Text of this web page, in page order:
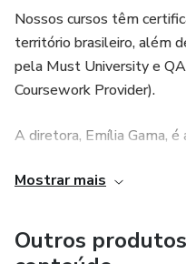
diagnóstico precoce até a
habilidades para a vida
Nossos cursos têm
território brasileiro, além
pela Must University e
Coursework Provider).
A diretora, Emília Gama,
reconhecida pelo MEC.
Nosso principal objetivo é
qualidade sobre este
Mostrar mais
Outros